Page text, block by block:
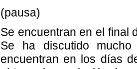
(pausa)
Se encuentran en el final
Se ha discutido
encuentran en los días